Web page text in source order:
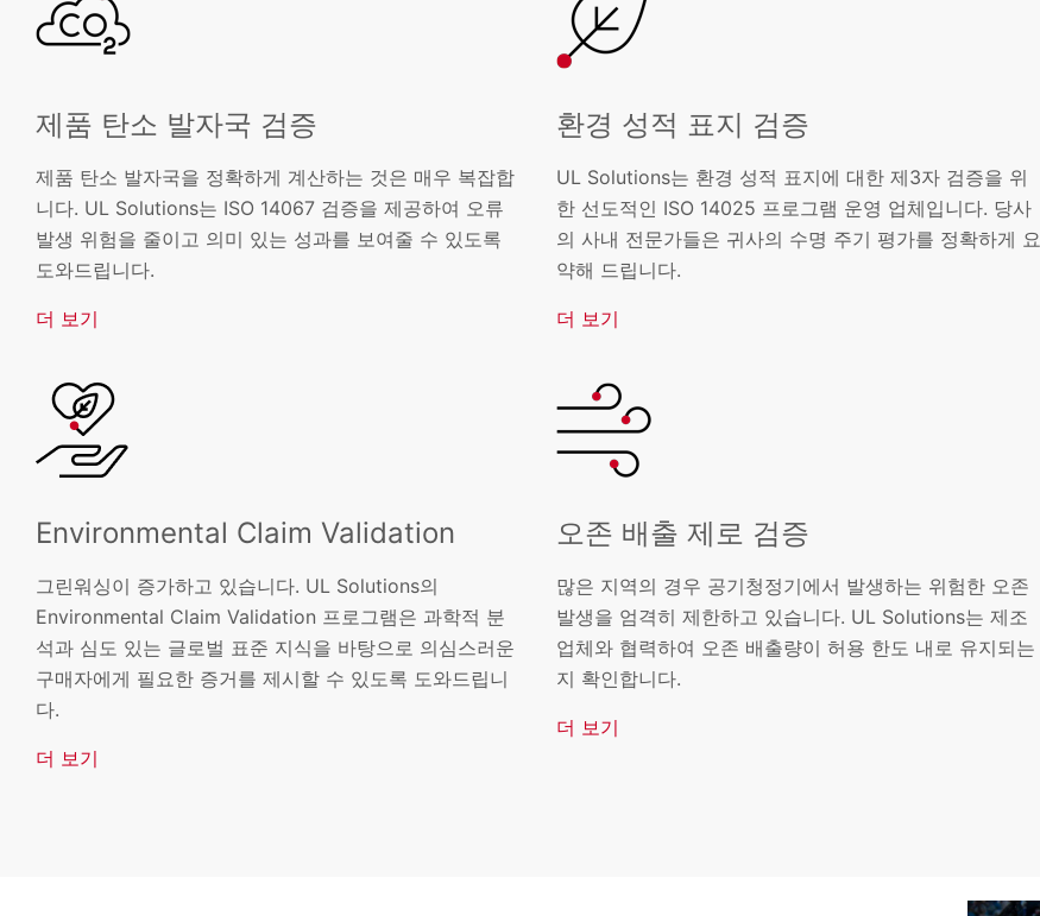
제품 탄소 발자국 검증
제품 탄소 발자국을 정확하게 계산하는 것은 매우 복잡합
니다. UL Solutions는 ISO 14067 검증을 제공하여 오류
발생 위험을 줄이고 의미 있는 성과를 보여줄 수 있도록
도와드립니다.
더 보기
환경 성적 표지 검증
UL Solutions는 환경 성적 표지에 대한 제3자 검증을 위
한 선도적인 ISO 14025 프로그램 운영 업체입니다. 당사
의 사내 전문가들은 귀사의 수명 주기 평가를 정확하게 요
약해 드립니다.
더 보기
Environmental Claim Validation
그린워싱이 증가하고 있습니다. UL Solutions의
Environmental Claim Validation 프로그램은 과학적 분
석과 심도 있는 글로벌 표준 지식을 바탕으로 의심스러운
구매자에게 필요한 증거를 제시할 수 있도록 도와드립니
다.
더 보기
오존 배출 제로 검증
많은 지역의 경우 공기청정기에서 발생하는 위험한 오존
발생을 엄격히 제한하고 있습니다. UL Solutions는 제조
업체와 협력하여 오존 배출량이 허용 한도 내로 유지되는
지 확인합니다.
더 보기